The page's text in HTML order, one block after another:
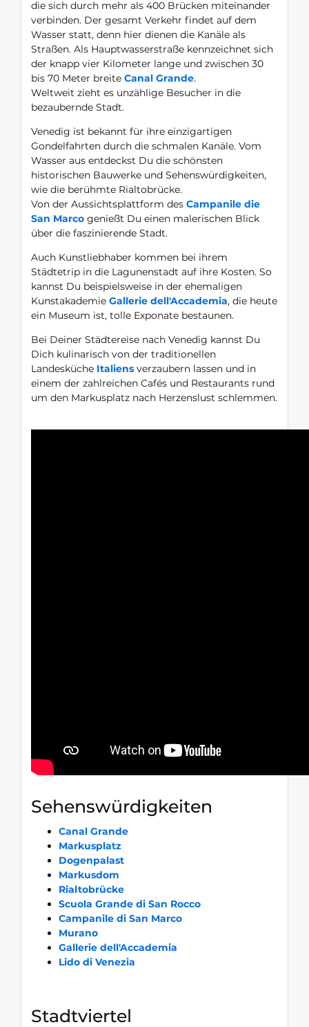
die sich durch mehr als 400 Brücken miteinander
verbinden. Der gesamt Verkehr findet auf dem
Wasser statt, denn hier dienen die Kanäle als
Straßen. Als Hauptwasserstraße kennzeichnet sich
der knapp vier Kilometer lange und zwischen 30
bis 70 Meter breite Canal Grande.
Weltweit zieht es unzählige Besucher in die
bezaubernde Stadt.
Venedig ist bekannt für ihre einzigartigen
Gondelfahrten durch die schmalen Kanäle. Vom
Wasser aus entdeckst Du die schönsten
historischen Bauwerke und Sehenswürdigkeiten,
wie die berühmte Rialtobrücke.
Von der Aussichtsplattform des Campanile die
San Marco genießt Du einen malerischen Blick
über die faszinierende Stadt.
Auch Kunstliebhaber kommen bei ihrem
Städtetrip in die Lagunenstadt auf ihre Kosten. So
kannst Du beispielsweise in der ehemaligen
Kunstakademie Gallerie dell'Accademia, die heute
ein Museum ist, tolle Exponate bestaunen.
Bei Deiner Städtereise nach Venedig kannst Du
Dich kulinarisch von der traditionellen
Landesküche Italiens verzaubern lassen und in
einem der zahlreichen Cafés und Restaurants rund
um den Markusplatz nach Herzenslust schlemmen.
Sehenswürdigkeiten
Canal Grande
Markusplatz
Dogenpalast
Markusdom
Rialtobrücke
Scuola Grande di San Rocco
Campanile di San Marco
Murano
Gallerie dell'Accademia
Lido di Venezia
Stadtviertel